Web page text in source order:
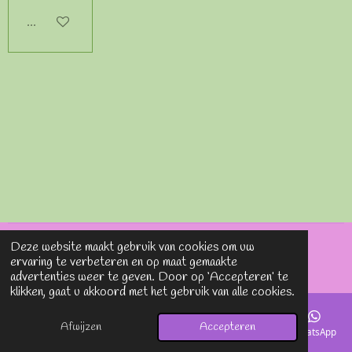
Deze website maakt gebruik van cookies om uw
ervaring te verbeteren en op maat gemaakte
advertenties weer te geven. Door op ‘Accepteren’ te
klikken, gaat u akkoord met het gebruik van alle cookies.
Afwijzen Accepteren
In winkelwagen
© 2020 - 2026 Lavieenrosesjewels
Powered byJouwWeb
E-mailadres Telefoonnummer Kaart Instagram WhatsApp